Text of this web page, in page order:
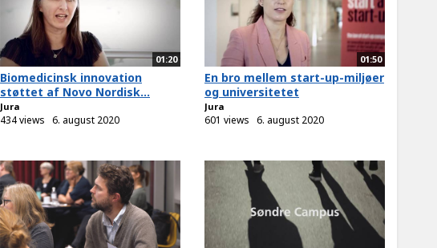
01:20
Biomedicinsk innovation
støttet af Novo Nordisk...
Jura
434 views 6. august 2020
01:50
En bro mellem start-up-miljøer
og universitetet
Jura
601 views 6. august 2020